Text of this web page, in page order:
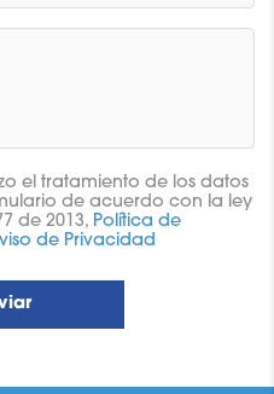
el tratamiento de los datos
de acuerdo con la ley
de 2013, Política de
de Privacidad